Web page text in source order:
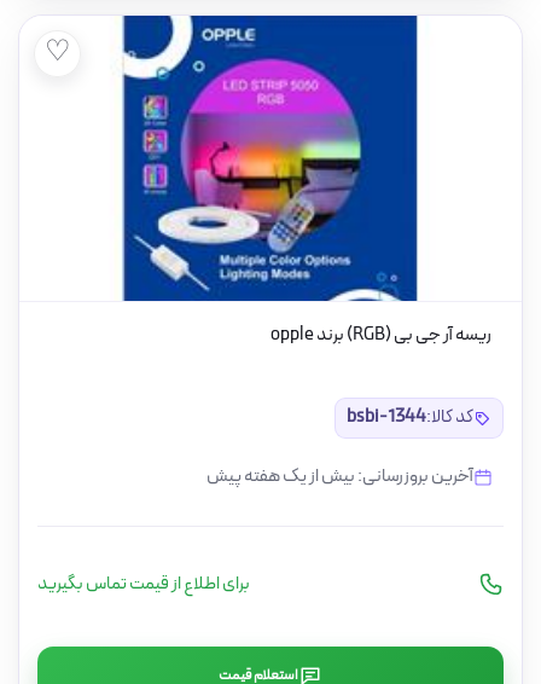
♡
ریسه آر جی بی (RGB) برند opple
کد کالا:bsbi-1344
آخرین بروزرسانی: بیش از یک هفته پیش
برای اطلاع از قیمت تماس بگیرید
استعلام قیمت